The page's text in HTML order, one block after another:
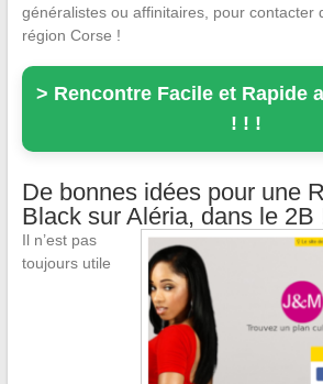
généralistes ou affinitaires, pour contacter
région Corse !
> Rencontre Facile et Rapide
! ! !
De bonnes idées pour une
Black sur Aléria, dans le 2B
Il n’est pas
toujours utile